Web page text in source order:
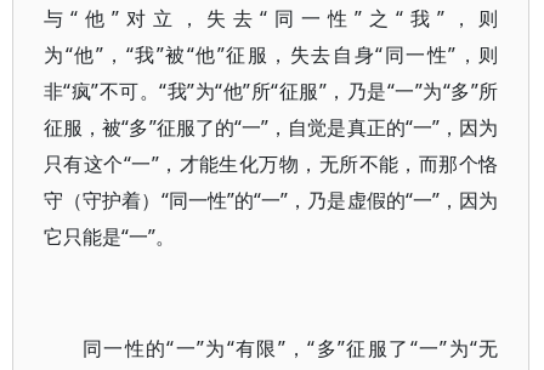
与“他”对立，失去“同一性”之“我”，则
为“他”，“我”被“他”征服，失去自身“同一性”，则
非“疯”不可。“我”为“他”所“征服”，乃是“一”为“多”所
征服，被“多”征服了的“一”，自觉是真正的“一”，因为
只有这个“一”，才能生化万物，无所不能，而那个恪
守（守护着）“同一性”的“一”，乃是虚假的“一”，因为
它只能是“一”。
同一性的“一”为“有限”，“多”征服了“一”为“无